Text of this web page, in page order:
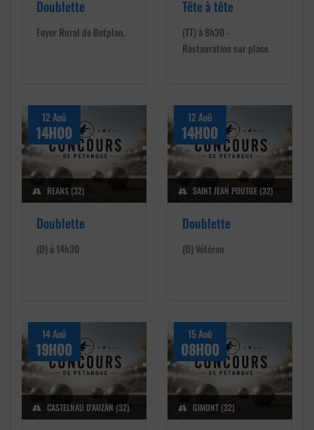
Doublette
Foyer Rural de Betplan.
Tête à tête
(TT) à 8h30 -
Restauration sur place
12 Aoû
14H00
REANS (32)
Doublette
(D) à 14h30
12 Aoû
14H00
SAINT JEAN POUTGE (32)
Doublette
(D) Vétéran
14 Aoû
19H00
CASTELNAU D'AUZAN (32)
15 Aoû
08H00
GIMONT (32)